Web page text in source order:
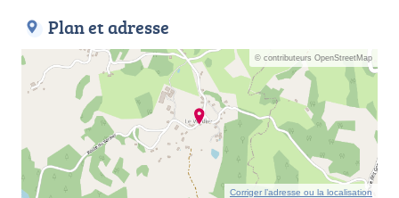
Plan et adresse
© contributeurs OpenStreetMap
Corriger l’adresse ou la localisation